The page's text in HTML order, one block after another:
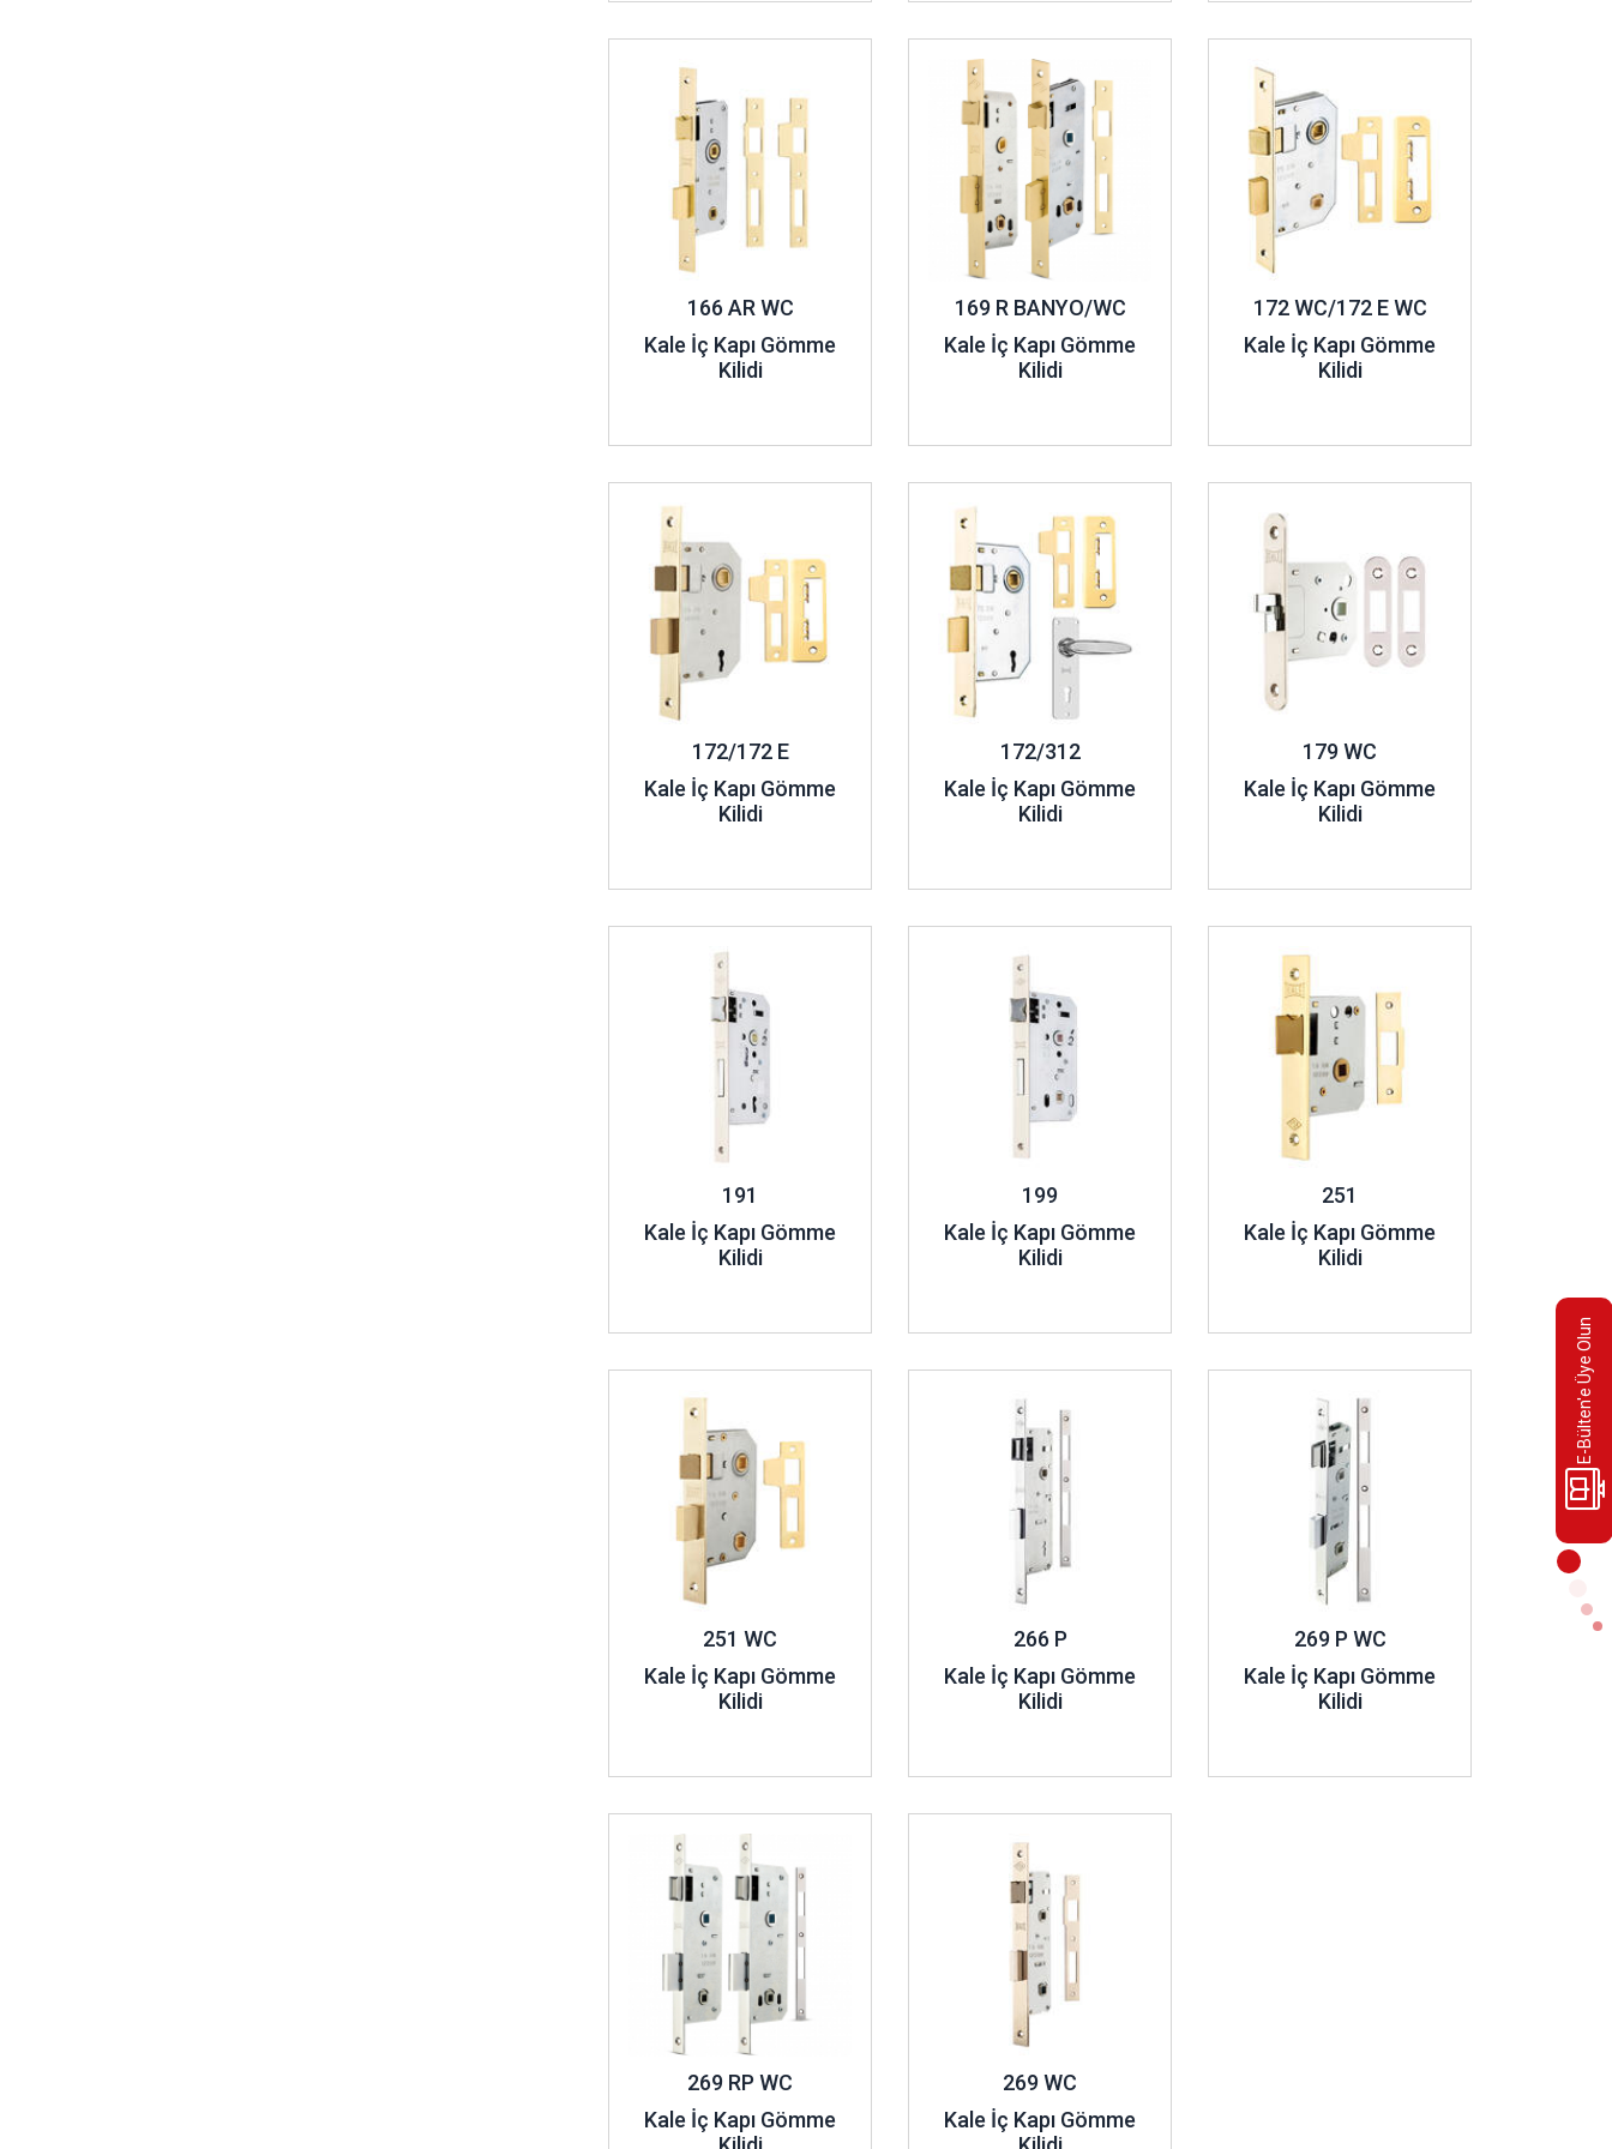
E-Bülten'e Üye Olun
İç kapı gömme kilitler, çok amaçlı olarak da üretilebilmektedir.
Silindirli kilitler, oda kilitleri, kapı kilitleri ve makaralı silindirli kilitler de
arasındadır. Aynı zamanda, sık tercih edilen sürme kapı kilitleri, tirajlı demir kapı kilitleri ve silindir kilit
çeşitleri de seçenekler arasındadır. İç kapı gömme kilit modelleri, dış kapılar için üretilen kilitlerden farklı
özelliklerde üretilmektedir. Bu nedenle, iç kapı gömme kilit modellerinin kullanım şekli de farklılık
göstermektedir. Seçenekler arasında, çok fazla dayanıklı olmasa da elle kırılması son derece zor olan kilit
sistemleri de yer alır
166 AR WC
Kale İç Kapı Gömme
Kilidi
169 R BANYO/WC
Kale İç Kapı Gömme
Kilidi
172 WC/172 E WC
Kale İç Kapı Gömme
Kilidi
172/172 E
Kale İç Kapı Gömme
Kilidi
172/312
Kale İç Kapı Gömme
Kilidi
179 WC
Kale İç Kapı Gömme
Kilidi
191
Kale İç Kapı Gömme
Kilidi
199
Kale İç Kapı Gömme
Kilidi
251
Kale İç Kapı Gömme
Kilidi
251 WC
Kale İç Kapı Gömme
Kilidi
266 P
Kale İç Kapı Gömme
Kilidi
269 P WC
Kale İç Kapı Gömme
Kilidi
269 RP WC
Kale İç Kapı Gömme
269 WC
Kale İç Kapı Gömme